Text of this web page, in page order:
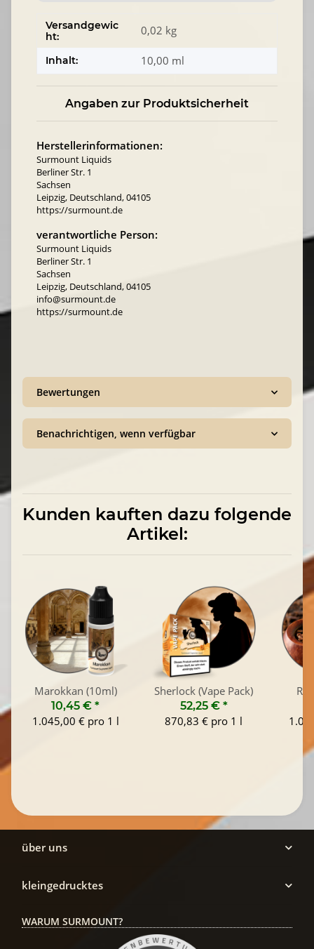
Versandgewic
ht:
0,02 kg
Inhalt: 10,00 ml
Angaben zur Produktsicherheit
Herstellerinformationen:
Surmount Liquids
Berliner Str. 1
Sachsen
Leipzig, Deutschland, 04105
https://surmount.de
verantwortliche Person:
Surmount Liquids
Berliner Str. 1
Sachsen
Leipzig, Deutschland, 04105
info@surmount.de
https://surmount.de
Bewertungen
Benachrichtigen, wenn verfügbar
Kunden kauften dazu folgende
Artikel:
Marokkan (10ml)
10,45 € *
1.045,00 € pro 1 l
Sherlock (Vape Pack)
52,25 € *
870,83 € pro 1 l
über uns
kleingedrucktes
WARUM SURMOUNT?